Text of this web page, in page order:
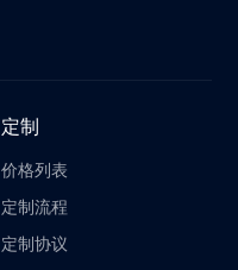
定制
价格列表
定制流程
定制协议